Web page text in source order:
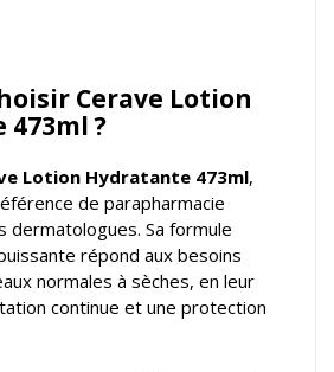
Cerave Lotion
?
Lotion Hydratante 473ml,
de parapharmacie
dermatologues. Sa formule
répond aux besoins
normales à sèches, en leur
continue et une protection